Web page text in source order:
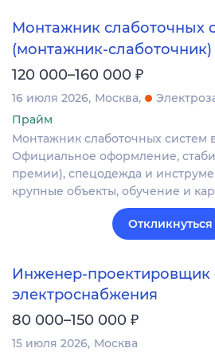
Монтажник слаботочных
(монтажник-слаботочник)
120 000–160 000 ₽
16 июля 2026 Москва
Прайм
Монтажник слаботочных систем
Официальное оформление,
премии), спецодежда и
крупные объекты, обучение и
Откликнуться
Инженер-проектировщик
электроснабжения
80 000–150 000 ₽
15 июля 2026 Москва